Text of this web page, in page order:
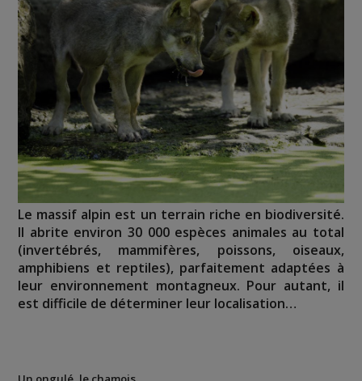
Le massif alpin est un terrain riche en biodiversité.
Il abrite environ 30 000 espèces animales au total
(invertébrés, mammifères, poissons, oiseaux,
amphibiens et reptiles), parfaitement adaptées à
leur environnement montagneux. Pour autant, il
est difficile de déterminer leur localisation…